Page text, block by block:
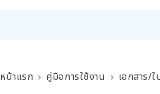
หน้าแรก คู่มือการใช้งาน เอกสาร/